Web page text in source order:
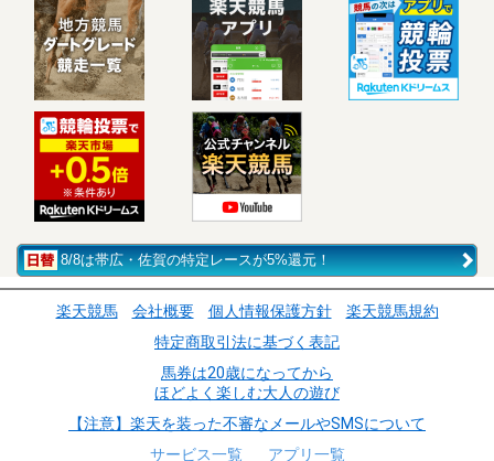
8/8は帯広・佐賀の特定レースが5%還元！
楽天競馬 会社概要 個人情報保護方針
楽天競馬規約
特定商取引法に基づく表記
馬券は20歳になってから
ほどよく楽しむ大人の遊び
【注意】楽天を装った不審なメールやSMSについて
サービス一覧
アプリ一覧